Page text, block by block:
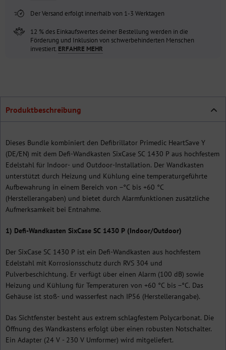
Der Versand erfolgt innerhalb von 1-3 Werktagen
12 % des Einkaufswertes deiner Bestellung werden in die
Förderung und Inklusion von schwerbehinderten Menschen
investiert. ERFAHRE MEHR
Produktbeschreibung
Dieses Bundle kombiniert den Defibrillator Primedic HeartSave Y
(DE/EN) mit dem Defi-Wandkasten SixCase SC 1430 P aus hochfestem
Edelstahl für Indoor- und Outdoor-Installation. Der Wandkasten
unterstützt durch Heizung und Kühlung eine temperaturgeführte
Aufbewahrung in einem Bereich von −°C bis +60 °C
(Herstellerangaben) und bietet durch Alarmfunktionen zusätzliche
Aufmerksamkeit bei Entnahme.
1) Defi-Wandkasten SixCase SC 1430 P (Indoor/Outdoor)
Der SixCase SC 1430 P ist ein Defi-Wandkasten aus hochfestem
Edelstahl mit Korrosionsschutz durch RVS 304 und
Pulverbeschichtung. Er verfügt über einen Alarm (100 dB) sowie
Heizung und Kühlung für Temperaturen von +60 °C bis −°C. Das
Gehäuse ist stoß- und wasserfest nach IP56 (Herstellerangabe).
Das Sichtfenster besteht aus extrem schlagfestem Polycarbonat. Die
Öffnung des Wandkastens erfolgt über einen robusten Notschalter.
Ein Adapter (24 V - 230 V Umformer) wird mitgeliefert.